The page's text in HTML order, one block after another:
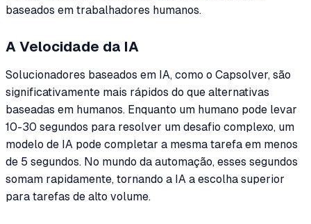
baseados em trabalhadores humanos.
A Velocidade da IA
Solucionadores baseados em IA, como o Capsolver, são
significativamente mais rápidos do que alternativas
baseadas em humanos. Enquanto um humano pode levar
10-30 segundos para resolver um desafio complexo, um
modelo de IA pode completar a mesma tarefa em menos
de 5 segundos. No mundo da automação, esses segundos
somam rapidamente, tornando a IA a escolha superior
para tarefas de alto volume.